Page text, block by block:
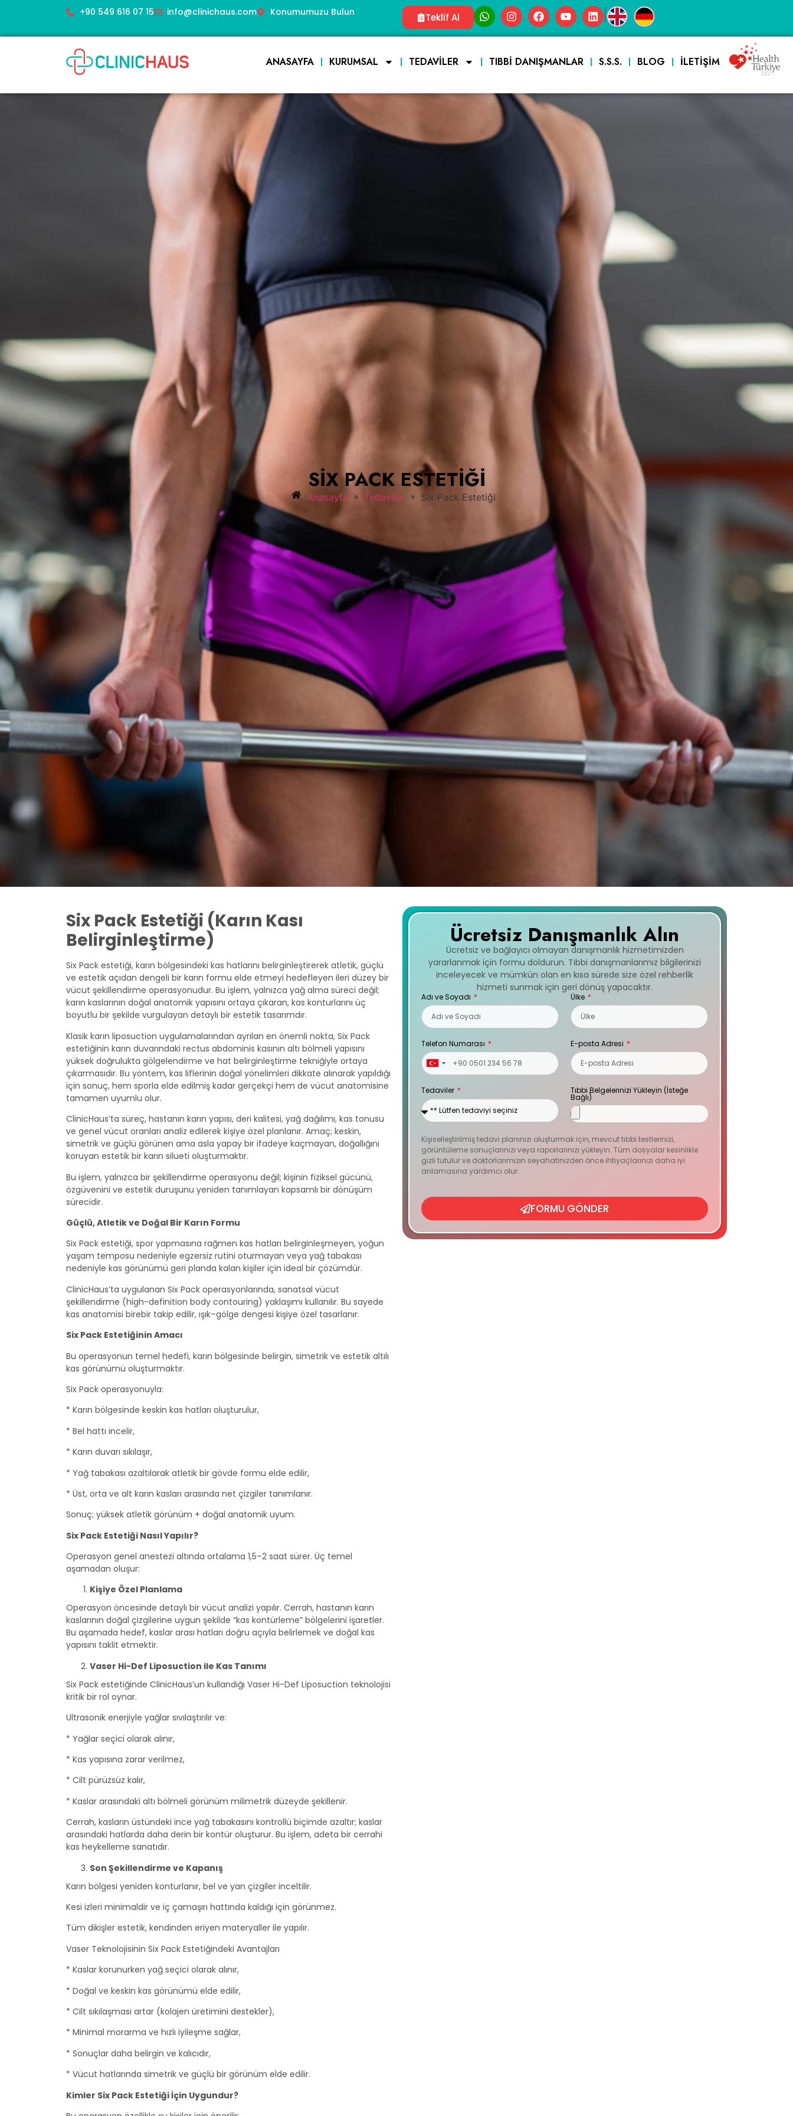
+90 549 616 07 15 info@clinichaus.com Konumumuzu Bulun Teklif Al |
ANASAYFA KURUMSAL TEDAVILER TIBBI DANIŞMANLAR S.S.S. BLOG İLETIŞIM
SIX PACK ESTETIĞI
Anasayfa » Tedaviler » Six Pack Estetiği
Six Pack Estetiği (Karın Kası
Belirginleştirme)
Six Pack estetiği, karın bölgesindeki kas hatlarını belirginleştirerek atletik, güçlü
ve estetik açıdan dengeli bir karın formu elde etmeyi hedefleyen ileri düzey bir
vücut şekillendirme operasyonudur. Bu işlem, yalnızca yağ alma süreci değil;
karın kaslarının doğal anatomik yapısını ortaya çıkaran, kas konturlarını üç
boyutlu bir şekilde vurgulayan detaylı bir estetik tasarımdır.
Klasik karın liposuction uygulamalarından ayrılan en önemli nokta, Six Pack
estetiğinin karın duvarındaki rectus abdominis kasının altı bölmeli yapısını
yüksek doğrulukta gölgelendirme ve hat belirginleştirme tekniğiyle ortaya
çıkarmasıdır. Bu yöntem, kas liflerinin doğal yönelimleri dikkate alınarak yapıldığı
için sonuç, hem sporla elde edilmiş kadar gerçekçi hem de vücut anatomisine
tamamen uyumlu olur.
ClinicHaus’ta süreç, hastanın karın yapısı, deri kalitesi, yağ dağılımı, kas tonusu
ve genel vücut oranları analiz edilerek kişiye özel planlanır. Amaç; keskin,
simetrik ve güçlü görünen ama asla yapay bir ifadeye kaçmayan, doğallığını
koruyan estetik bir karın silueti oluşturmaktır.
Bu işlem, yalnızca bir şekillendirme operasyonu değil; kişinin fiziksel gücünü,
özgüvenini ve estetik duruşunu yeniden tanımlayan kapsamlı bir dönüşüm
sürecidir.
Güçlü, Atletik ve Doğal Bir Karın Formu
Six Pack estetiği, spor yapmasına rağmen kas hatları belirginleşmeyen, yoğun
yaşam temposu nedeniyle egzersiz rutini oturmayan veya yağ tabakası
nedeniyle kas görünümü geri planda kalan kişiler için ideal bir çözümdür.
ClinicHaus’ta uygulanan Six Pack operasyonlarında, sanatsal vücut
şekillendirme (high-definition body contouring) yaklaşımı kullanılır. Bu sayede
kas anatomisi birebir takip edilir, ışık–gölge dengesi kişiye özel tasarlanır.
Six Pack Estetiğinin Amacı
Bu operasyonun temel hedefi, karın bölgesinde belirgin, simetrik ve estetik altılı
kas görünümü oluşturmaktır.
Six Pack operasyonuyla:
* Karın bölgesinde keskin kas hatları oluşturulur,
* Bel hattı incelir,
* Karın duvarı sıkılaşır,
* Yağ tabakası azaltılarak atletik bir gövde formu elde edilir,
* Üst, orta ve alt karın kasları arasında net çizgiler tanımlanır.
Sonuç; yüksek atletik görünüm + doğal anatomik uyum.
Six Pack Estetiği Nasıl Yapılır?
Operasyon genel anestezi altında ortalama 1,5–2 saat sürer. Üç temel
aşamadan oluşur:
Kişiye Özel Planlama
Operasyon öncesinde detaylı bir vücut analizi yapılır. Cerrah, hastanın karın
kaslarının doğal çizgilerine uygun şekilde “kas kontürleme” bölgelerini işaretler.
Bu aşamada hedef, kaslar arası hatları doğru açıyla belirlemek ve doğal kas
yapısını taklit etmektir.
Vaser Hi-Def Liposuction ile Kas Tanımı
Six Pack estetiğinde ClinicHaus’un kullandığı Vaser Hi-Def Liposuction teknolojisi
kritik bir rol oynar.
Ultrasonik enerjiyle yağlar sıvılaştırılır ve:
* Yağlar seçici olarak alınır,
* Kas yapısına zarar verilmez,
* Cilt pürüzsüz kalır,
* Kaslar arasındaki altı bölmeli görünüm milimetrik düzeyde şekillenir.
Cerrah, kasların üstündeki ince yağ tabakasını kontrollü biçimde azaltır; kaslar
arasındaki hatlarda daha derin bir kontür oluşturur. Bu işlem, adeta bir cerrahi
kas heykelleme sanatıdır.
Son Şekillendirme ve Kapanış
Karın bölgesi yeniden konturlanır, bel ve yan çizgiler inceltilir.
Kesi izleri minimaldir ve iç çamaşırı hattında kaldığı için görünmez.
Tüm dikişler estetik, kendinden eriyen materyaller ile yapılır.
Vaser Teknolojisinin Six Pack Estetiğindeki Avantajları
* Kaslar korunurken yağ seçici olarak alınır,
* Doğal ve keskin kas görünümü elde edilir,
* Cilt sıkılaşması artar (kolajen üretimini destekler),
* Minimal morarma ve hızlı iyileşme sağlar,
* Sonuçlar daha belirgin ve kalıcıdır,
* Vücut hatlarında simetrik ve güçlü bir görünüm elde edilir.
Kimler Six Pack Estetiği İçin Uygundur?
Ücretsiz Danışmanlık Alın
Ücretsiz ve bağlayıcı olmayan danışmanlık hizmetimizden
yararlanmak için formu doldurun. Tıbbi danışmanlarımız bilgilerinizi
inceleyecek ve mümkün olan en kısa sürede size özel rehberlik
hizmeti sunmak için geri dönüş yapacaktır.
Adı ve Soyadı Ülke
Telefon Numarası
Turkey
E-posta Adresi
Tedaviler Tıbbi Belgelerinizi Yükleyin (İsteğe
Bağlı)
Kişiselleştirilmiş tedavi planınızı oluşturmak için, mevcut tıbbi testlerinizi,
görüntüleme sonuçlarınızı veya raporlarınızı yükleyin. Tüm dosyalar kesinlikle
gizli tutulur ve doktorlarımızın seyahatinizden önce ihtiyaçlarınızı daha iyi
anlamasına yardımcı olur.
FORMU GÖNDER